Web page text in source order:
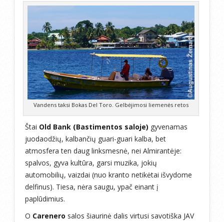
Vandens taksi Bokas Del Toro. Gelbėjimosi liemenės retos
Štai Old Bank (Bastimentos saloje) gyvenamas
juodaodžių, kalbančių guari-guari kalba, bet
atmosfera ten daug linksmesnė, nei Almirantėje:
spalvos, gyva kultūra, garsi muzika, jokių
automobilių, vaizdai (nuo kranto netikėtai išvydome
delfinus). Tiesa, nėra saugu, ypač einant į
paplūdimius.
O Carenero salos šiaurinė dalis virtusi savotiška JAV